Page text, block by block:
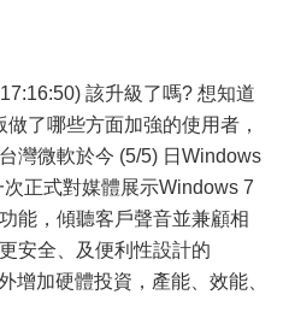
該升級了嗎? 想知道
了哪些方面加強的使用者，
灣微軟於今 (5/5) 日Windows
正式對媒體展示Windows 7
能，傾聽客戶聲音並兼顧相
安全、及便利性設計的
增加硬體投資，產能、效能、